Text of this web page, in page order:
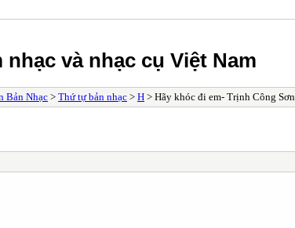
và nhạc cụ Việt Nam
Bản Nhạc > Thứ tự bản nhạc > H > Hãy khóc đi em- Trịnh Công Sơn